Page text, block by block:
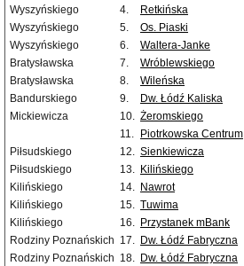
Wyszyńskiego
4. Retkińska
Wyszyńskiego
5. Os. Piaski
Wyszyńskiego
6. Waltera-Janke
Bratysławska
7. Wróblewskiego
Bratysławska
8. Wileńska
Bandurskiego
9. Dw. Łódź Kaliska
Mickiewicza
10. Żeromskiego
11.
Piotrkowska Centrum
Piłsudskiego
12. Sienkiewicza
Piłsudskiego
13. Kilińskiego
Kilińskiego
14. Nawrot
Kilińskiego
15. Tuwima
Kilińskiego
16. Przystanek mBank
Rodziny Poznańskich 17. Dw. Łódź Fabryczna
Rodziny Poznańskich 18. Dw. Łódź Fabryczna